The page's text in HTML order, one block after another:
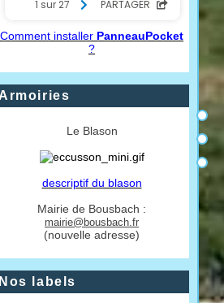
Comment installer PanneauPocket
?
Armoiries
Le Blason
descriptif du blason
Mairie de Bousbach :
mairie@bousbach.fr
(nouvelle adresse)
Nos labels